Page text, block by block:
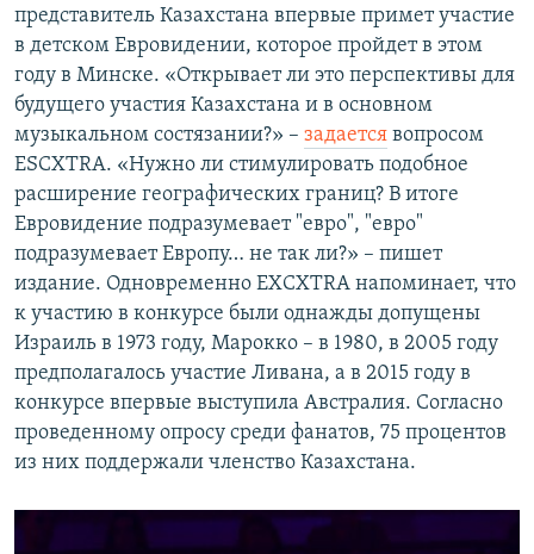
представитель Казахстана впервые примет участие
в детском Евровидении, которое пройдет в этом
году в Минске. «Открывает ли это перспективы для
будущего участия Казахстана и в основном
музыкальном состязании?» – задается вопросом
ESCXTRA. «Нужно ли стимулировать подобное
расширение географических границ? В итоге
Евровидение подразумевает "евро", "евро"
подразумевает Европу… не так ли?» – пишет
издание. Одновременно EXCXTRA напоминает, что
к участию в конкурсе были однажды допущены
Израиль в 1973 году, Марокко – в 1980, в 2005 году
предполагалось участие Ливана, а в 2015 году в
конкурсе впервые выступила Австралия. Согласно
проведенному опросу среди фанатов, 75 процентов
из них поддержали членство Казахстана.